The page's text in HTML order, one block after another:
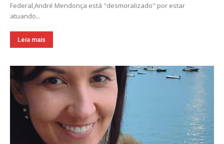
Federal,André Mendonça está "desmoralizado" por estar
atuando...
Leia mais